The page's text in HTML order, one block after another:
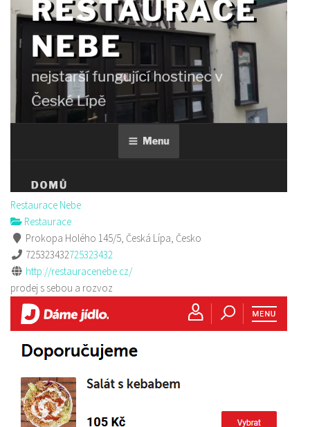
Restaurace Nebe
Restaurace
Prokopa Holého 145/5, Česká Lípa, Česko
725323432725323432
http://restauracenebe.cz/
prodej s sebou a rozvoz